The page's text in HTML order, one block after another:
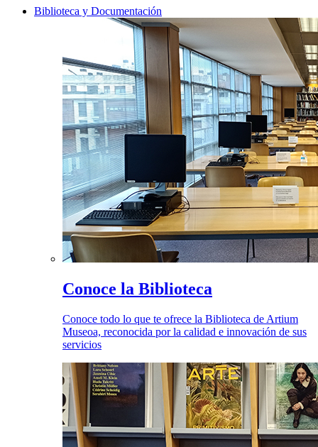
Biblioteca y Documentación
Conoce la Biblioteca
Conoce todo lo que te ofrece la Biblioteca de Artium
Museoa, reconocida por la calidad e innovación de sus
servicios